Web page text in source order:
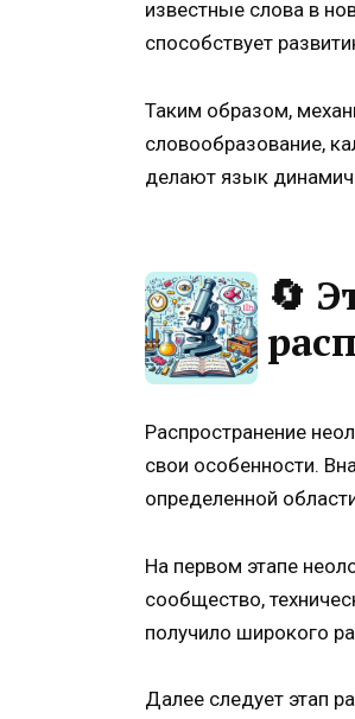
известные слова в
способствует
Таким образом,
словообразование,
делают язык
🔄
Распространение
свои особенности.
определенной
На первом этапе
сообщество,
получило широкого
Далее следует этап